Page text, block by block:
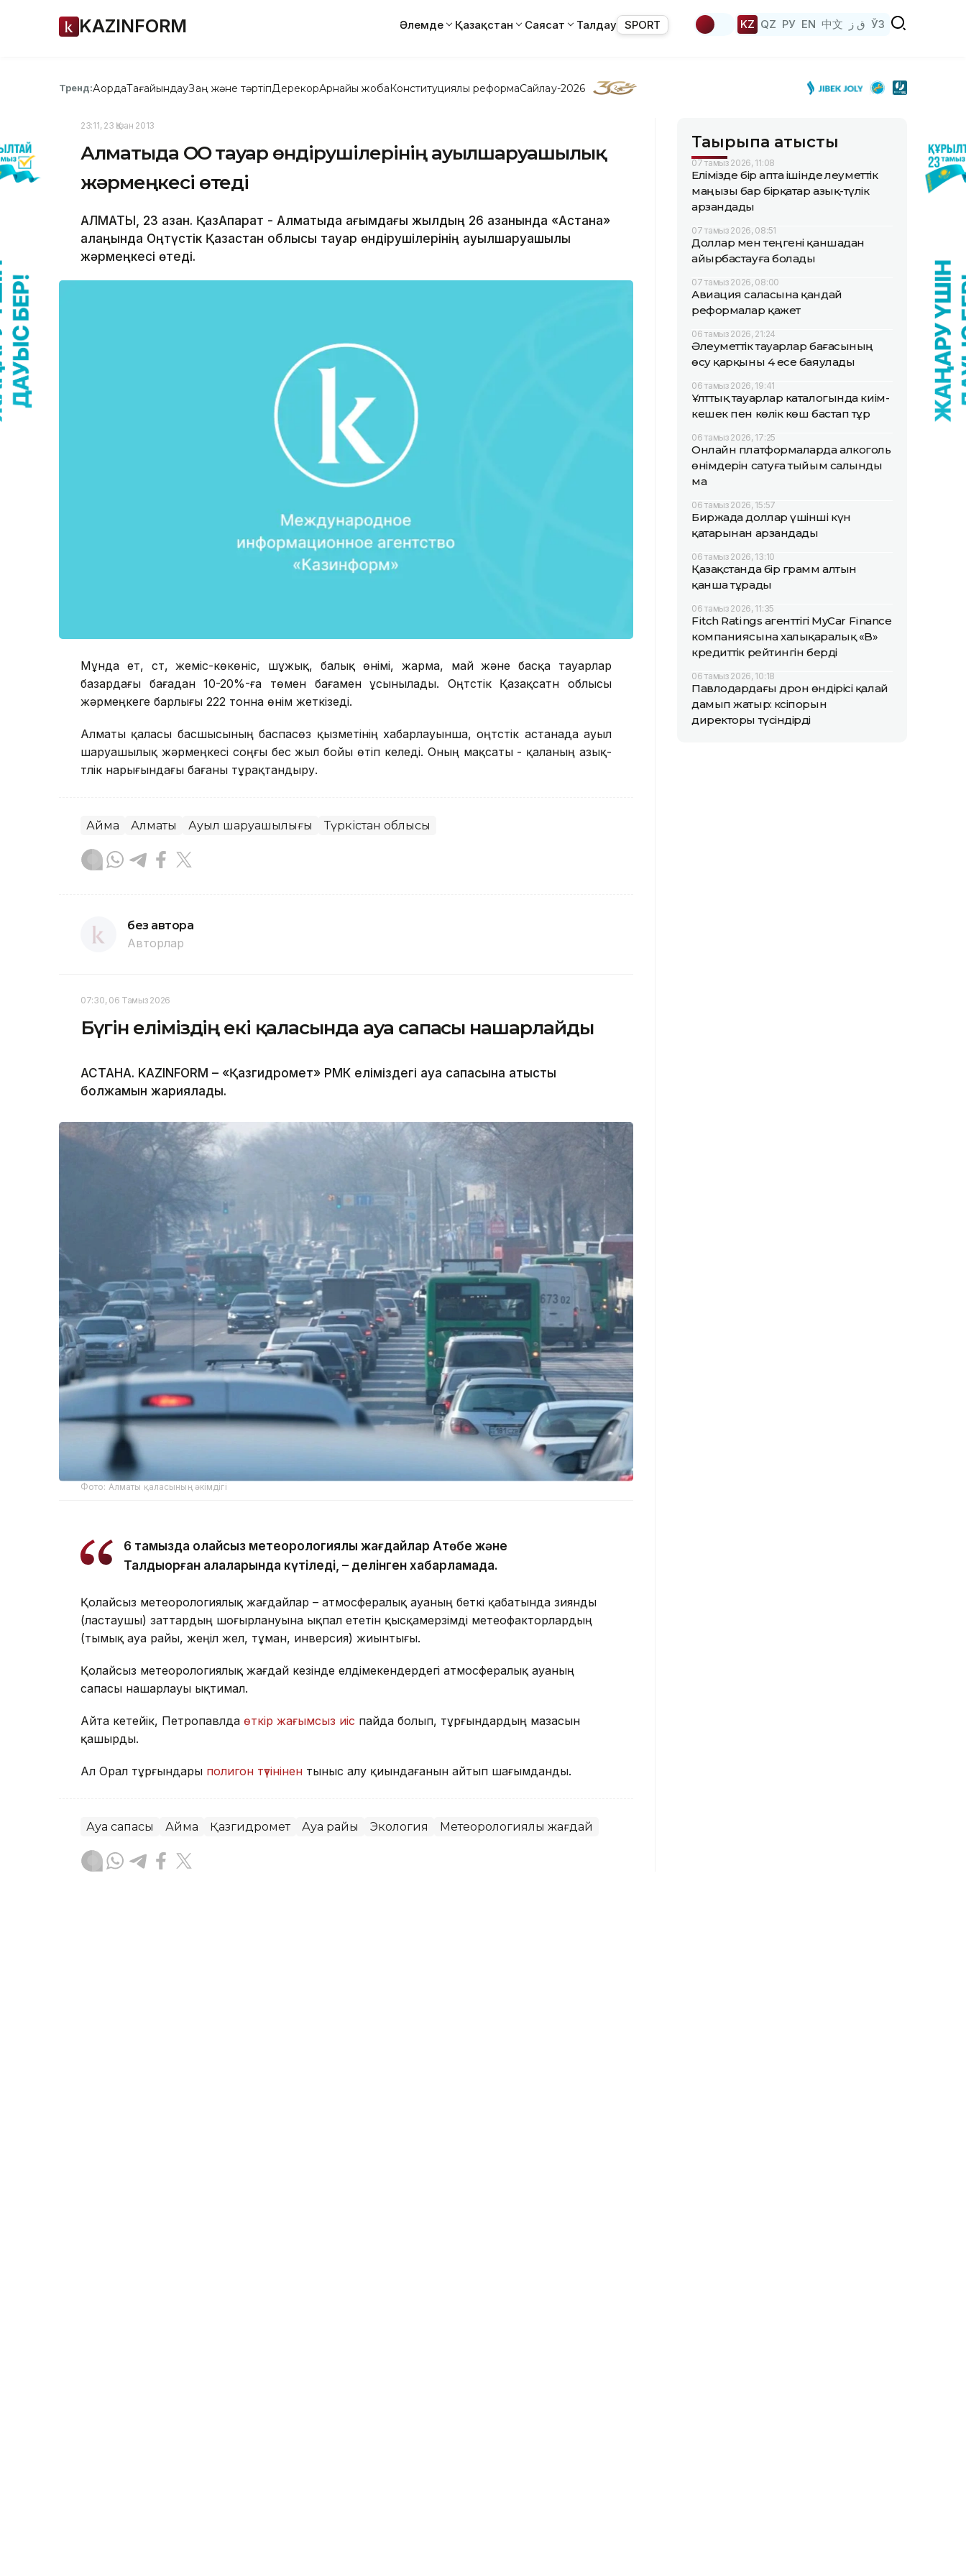
KAZINFORM Әлемде Қазақстан Саясат Талдау SPORT KZ QZ РУ EN 中文 ق ز ЎЗ
Тренд:АқордаТағайындауЗаң және тәртіпДерекқорАрнайы жобаКонституциялық реформаСайлау-2026
23:11, 23 Қазан 2013
Алматыда ОҚО тауар өндірушілерінің ауылшаруашылық
жәрмеңкесі өтеді
АЛМАТЫ, 23 қазан. ҚазАқпарат - Алматыда ағымдағы жылдың 26 қазанында «Астана»
алаңында Оңтүстік Қазақстан облысы тауар өндірушілерінің ауылшаруашылық
жәрмеңкесі өтеді.
Мұнда ет, сүт, жеміс-көкөніс, шұжық, балық өнімі, жарма, май және басқа тауарлар
базардағы бағадан 10-20%-ға төмен бағамен ұсынылады. Оңтүстік Қазақсатн облысы
жәрмеңкеге барлығы 222 тонна өнім жеткізеді.
Алматы қаласы басшысының баспасөз қызметінің хабарлауынша, оңтүстік астанада ауыл
шаруашылық жәрмеңкесі соңғы бес жыл бойы өтіп келеді. Оның мақсаты - қаланың азық-
түлік нарығындағы бағаны тұрақтандыру.
Аймақ Алматы Ауыл шаруашылығы Түркістан облысы
без автора
Авторлар
07:30, 06 Тамыз 2026
Бүгін еліміздің екі қаласында ауа сапасы нашарлайды
АСТАНА. KAZINFORM – «Қазгидромет» РМК еліміздегі ауа сапасына қатысты
болжамын жариялады.
Фото: Алматы қаласының әкімдігі
6 тамызда қолайсыз метеорологиялық жағдайлар Ақтөбе және
Талдықорған қалаларында күтіледі, – делінген хабарламада.
Қолайсыз метеорологиялық жағдайлар – атмосфералық ауаның беткі қабатында зиянды
(ластаушы) заттардың шоғырлануына ықпал ететін қысқамерзімді метеофакторлардың
(тымық ауа райы, жеңіл жел, тұман, инверсия) жиынтығы.
Қолайсыз метеорологиялық жағдай кезінде елдімекендердегі атмосфералық ауаның
сапасы нашарлауы ықтимал.
Айта кетейік, Петропавлда өткір жағымсыз иіс пайда болып, тұрғындардың мазасын
қашырды.
Ал Орал тұрғындары полигон түтінінен тыныс алу қиындағанын айтып шағымданды.
Ауа сапасы Аймақ Қазгидромет Ауа райы Экология Метеорологиялық жағдай
Тақырыпқа қатысты
07 тамыз 2026, 11:08
Елімізде бір апта ішінде әлеуметтік
маңызы бар бірқатар азық-түлік
арзандады
07 тамыз 2026, 08:51
Доллар мен теңгені қаншадан
айырбастауға болады
07 тамыз 2026, 08:00
Авиация саласына қандай
реформалар қажет
06 тамыз 2026, 21:24
Әлеуметтік тауарлар бағасының
өсу қарқыны 4 есе баяулады
06 тамыз 2026, 19:41
Ұлттық тауарлар каталогында киім-
кешек пен көлік көш бастап тұр
06 тамыз 2026, 17:25
Онлайн платформаларда алкоголь
өнімдерін сатуға тыйым салынды
ма
06 тамыз 2026, 15:57
Биржада доллар үшінші күн
қатарынан арзандады
06 тамыз 2026, 13:10
Қазақстанда бір грамм алтын
қанша тұрады
06 тамыз 2026, 11:35
Fitch Ratings агенттігі MyCar Finance
компаниясына халықаралық «B»
кредиттік рейтингін берді
06 тамыз 2026, 10:18
Павлодардағы дрон өндірісі қалай
дамып жатыр: кәсіпорын
директоры түсіндірді